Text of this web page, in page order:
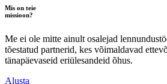
Mis on teie
missioon?
Me ei ole mitte ainult osalejad
tõestatud partnerid, kes võimaldavad
tänapäevaseid eriülesandeid õhus.
Alusta